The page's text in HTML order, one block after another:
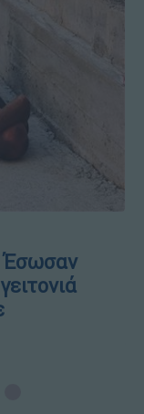
Έσωσαν